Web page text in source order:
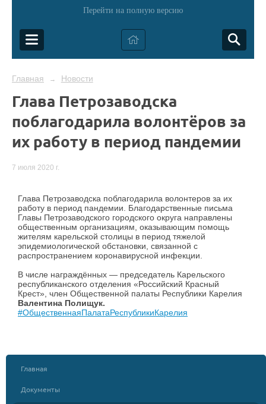
Перейти на полную версию
Главная → Новости
Глава Петрозаводска
поблагодарила волонтёров за
их работу в период пандемии
7 июля 2020 г.
Глава Петрозаводска поблагодарила волонтеров за их
работу в период пандемии. Благодарственные письма
Главы Петрозаводского городского округа направлены
общественным организациям, оказывающим помощь
жителям карельской столицы в период тяжелой
эпидемиологической обстановки, связанной с
распространением коронавирусной инфекции.
В числе награждённых — председатель Карельского
республиканского отделения «Российский Красный
Крест», член Общественной палаты Республики Карелия
Валентина Полищук.
#ОбщественнаяПалатаРеспубликиКарелия
Главная
Документы